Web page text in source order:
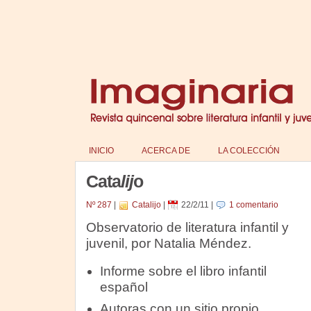
INICIO ACERCA DE LA COLECCIÓN
Catalijo
Nº 287 Catalijo| 22/2/11 1 comentario
Observatorio de literatura infantil y
juvenil, por Natalia Méndez.
Informe sobre el libro infantil
español